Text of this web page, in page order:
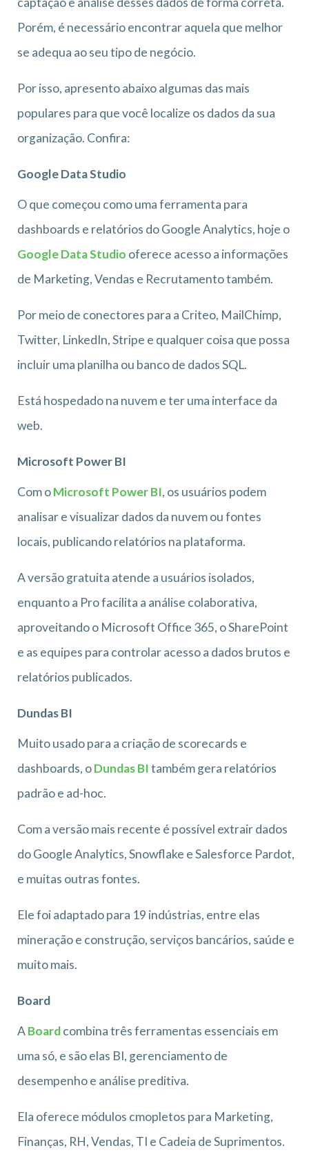
Porém, é necessário encontrar aquela que melhor
se adequa ao seu tipo de negócio.
Por isso, apresento abaixo algumas das mais
populares para que você localize os dados da sua
organização. Confira:
Google Data Studio
O que começou como uma ferramenta para
dashboards e relatórios do Google Analytics, hoje o
Google Data Studio oferece acesso a informações
de Marketing, Vendas e Recrutamento também.
Por meio de conectores para a Criteo, MailChimp,
Twitter, LinkedIn, Stripe e qualquer coisa que possa
incluir uma planilha ou banco de dados SQL.
Está hospedado na nuvem e ter uma interface da
web.
Microsoft Power BI
Com oMicrosoft Power BI, os usuários podem
analisar e visualizar dados da nuvem ou fontes
locais, publicando relatórios na plataforma.
A versão gratuita atende a usuários isolados,
enquanto a Pro facilita a análise colaborativa,
aproveitando o Microsoft Office 365, o SharePoint
e as equipes para controlar acesso a dados brutos e
relatórios publicados.
Dundas BI
Muito usado para a criação de scorecards e
dashboards, oDundas BItambém gera relatórios
padrão e ad-hoc.
Com a versão mais recente é possível extrair dados
do Google Analytics, Snowflake e Salesforce Pardot,
e muitas outras fontes.
Ele foi adaptado para 19 indústrias, entre elas
mineração e construção, serviços bancários, saúde e
muito mais.
Board
ABoardcombina três ferramentas essenciais em
uma só, e são elas BI, gerenciamento de
desempenho e análise preditiva.
Ela oferece módulos cmopletos para Marketing,
Finanças, RH, Vendas, TI e Cadeia de Suprimentos.